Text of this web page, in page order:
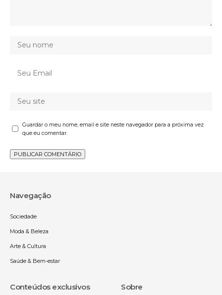
Guardar o meu nome, email e site neste navegador para a próxima vez
que eu comentar.
Navegação
Sociedade
Moda & Beleza
Arte & Cultura
Saúde & Bem-estar
Conteúdos exclusivos Sobre